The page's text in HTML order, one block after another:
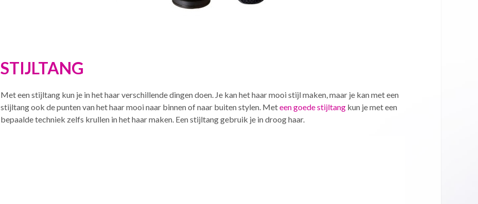
STIJLTANG
Met een stijltang kun je in het haar verschillende dingen doen. Je kan het haar mooi stijl maken, maar je kan met een
stijltang ook de punten van het haar mooi naar binnen of naar buiten stylen. Meteen goede stijltangkun je met een
bepaalde techniek zelfs krullen in het haar maken. Een stijltang gebruik je in droog haar.